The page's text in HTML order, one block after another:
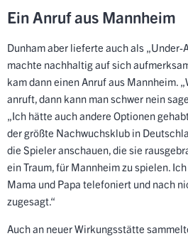
Ein Anruf aus Mannheim
Dunham aber lieferte auch als „Under-
machte nachhaltig auf sich
kam dann einen Anruf aus Mannheim.
anruft, dann kann man schwer nein
„Ich hätte auch andere Optionen
der größte Nachwuchsklub in
die Spieler anschauen, die sie
ein Traum, für Mannheim zu spielen.
Mama und Papa telefoniert und nach
zugesagt.“
Auch an neuer Wirkungsstätte